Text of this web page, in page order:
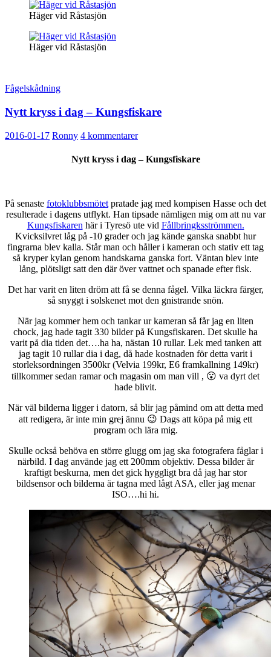
Häger vid Råstasjön
Häger vid Råstasjön
Fågelskådning
Nytt kryss i dag – Kungsfiskare
2016-01-17 Ronny 4 kommentarer
Nytt kryss i dag – Kungsfiskare
På senaste fotoklubbsmötet pratade jag med kompisen Hasse och det
resulterade i dagens utflykt. Han tipsade nämligen mig om att nu var
Kungsfiskaren här i Tyresö ute vid Fållbringksströmmen.
Kvicksilvret låg på -10 grader och jag kände ganska snabbt hur
fingrarna blev kalla. Står man och håller i kameran och stativ ett tag
så kryper kylan genom handskarna ganska fort. Väntan blev inte
lång, plötsligt satt den där över vattnet och spanade efter fisk.
Det har varit en liten dröm att få se denna fågel. Vilka läckra färger,
så snyggt i solskenet mot den gnistrande snön.
När jag kommer hem och tankar ur kameran så får jag en liten
chock, jag hade tagit 330 bilder på Kungsfiskaren. Det skulle ha
varit på dia tiden det….ha ha, nästan 10 rullar. Lek med tanken att
jag tagit 10 rullar dia i dag, då hade kostnaden för detta varit i
storleksordningen 3500kr (Velvia 199kr, E6 framkallning 149kr)
tillkommer sedan ramar och magasin om man vill , 😮 va dyrt det
hade blivit.
När väl bilderna ligger i datorn, så blir jag påmind om att detta med
att redigera, är inte min grej ännu 😉 Dags att köpa på mig ett
program och lära mig.
Skulle också behöva en större glugg om jag ska fotografera fåglar i
närbild. I dag använde jag ett 200mm objektiv. Dessa bilder är
kraftigt beskurna, men det gick hyggligt bra då jag har stor
bildsensor och bilderna är tagna med lågt ASA, eller jag menar
ISO….hi hi.